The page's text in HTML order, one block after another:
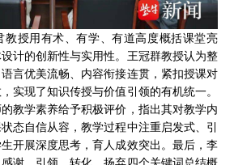
教授用有术、有学、有道高度概括课堂亮
计的创新性与实用性。王冠群教授认为整
言优美流畅、内容衔接连贯，紧扣授课对
实现了知识传授与价值引领的有机统一。
教学素养给予积极评价，指出其对教学内
态自信从容，教学过程中注重启发式、引
开展深度思考，育人成效突出。最后，李